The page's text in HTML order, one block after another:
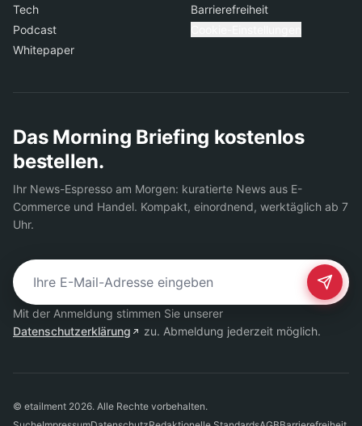
Tech
Podcast
Whitepaper
Barrierefreiheit
Das Morning Briefing kostenlos
bestellen.
Ihr News-Espresso am Morgen: kuratierte News aus E-
Commerce und Handel. Kompakt, einordnend, werktäglich ab 7
Uhr.
E-Mail-Adresse für Newsletter
Mit der Anmeldung stimmen Sie unserer
Datenschutzerklärung
zu. Abmeldung jederzeit möglich.
© etailment 2026. Alle Rechte vorbehalten.